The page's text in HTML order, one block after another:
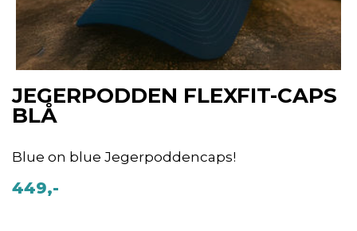
JEGERPODDEN FLEXFIT-CAPS
BLÅ
Blue on blue Jegerpoddencaps!
449,-